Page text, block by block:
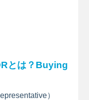
とは？Buying
）